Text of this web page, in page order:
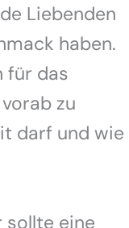
Liebenden
haben.
für das
zu
darf und wie
sollte eine